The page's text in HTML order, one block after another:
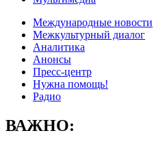
Международные новости
Межкультурный диалог
Аналитика
Анонсы
Пресс-центр
Нужна помощь!
Радио
ВАЖНО: